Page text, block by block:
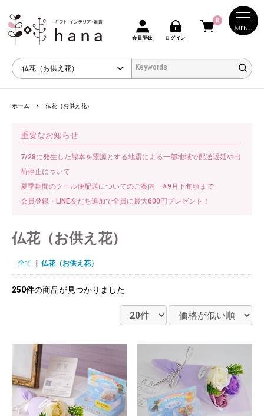
MENU
会員登録 ログイン
0
ホーム 仏花（お供え花）
重要なお知らせ
7/28に発生した熊本を震源とする地震による一部地域で配送遅延や出
荷停止について
夏季期間のクール便配送についてのご案内 ※9月下旬頃まで
会員登録・LINE友だち追加で全員に最大600円プレゼント！
仏花（お供え花）
全て 仏花（お供え花）
250件の商品が見つかりました